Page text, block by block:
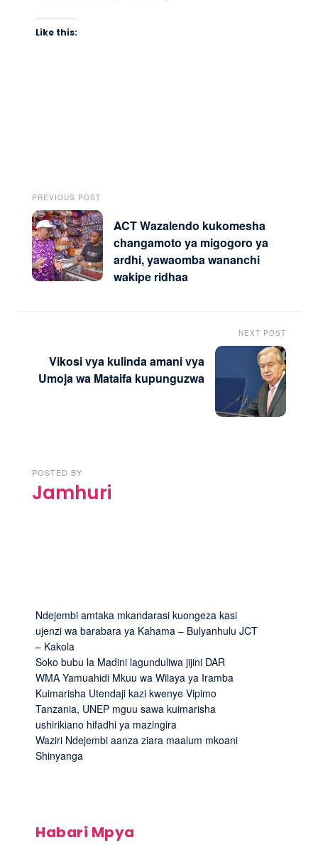
Like this:
PREVIOUS POST
ACT Wazalendo kukomesha
changamoto ya migogoro ya
ardhi, yawaomba wananchi
wakipe ridhaa
NEXT POST
Vikosi vya kulinda amani vya
Umoja wa Mataifa kupunguzwa
POSTED BY
Jamhuri
Ndejembi amtaka mkandarasi kuongeza kasi
ujenzi wa barabara ya Kahama – Bulyanhulu JCT
– Kakola
Soko bubu la Madini lagunduliwa jijini DAR
WMA Yamuahidi Mkuu wa Wilaya ya Iramba
Kuimarisha Utendaji kazi kwenye Vipimo
Tanzania, UNEP mguu sawa kuimarisha
ushirikiano hifadhi ya mazingira
Waziri Ndejembi aanza ziara maalum mkoani
Shinyanga
Habari Mpya